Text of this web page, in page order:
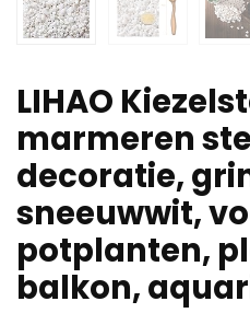
LIHAO
marmeren
decoratie,
sneeuwwit,
potplanten,
balkon,